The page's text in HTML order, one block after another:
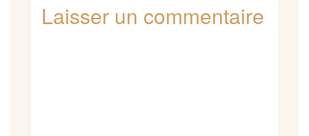
Laisser un commentaire